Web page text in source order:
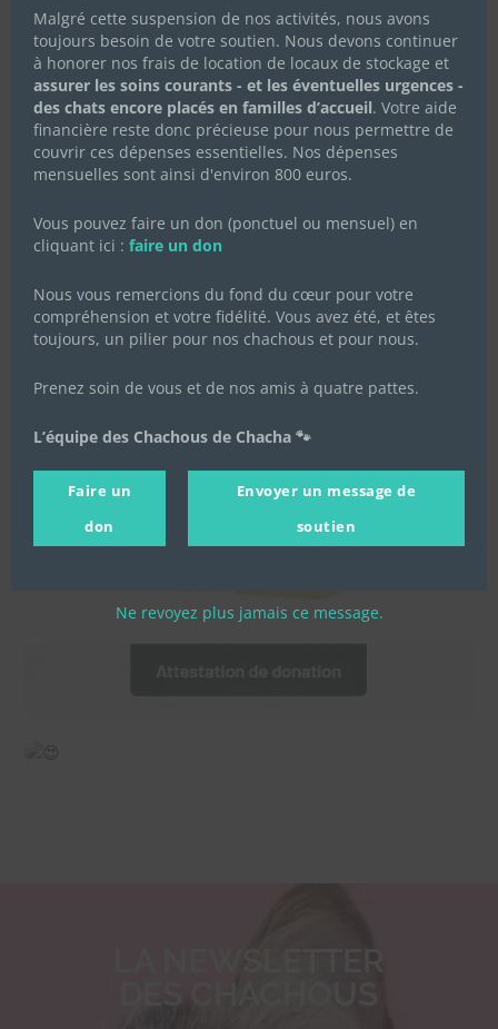
Grâce à 1 Repas pour 1 Animal et à
leur partenaireAnimaux Relax
nous avons reçu un fabuleux don de 1.000
euros !!
Mille mercis à eux !
N’hésitez pas à aller comparer les mutuelles pour vos
Vous permettrez ainsi de soutenir d’autres associations
Malgré cette suspension de nos activités, nous avons
toujours besoin de votre soutien. Nous devons continuer
à honorer nos frais de location de locaux de stockage et
assurer les soins courants - et les éventuelles urgences -
des chats encore placés en familles d’accueil. Votre aide
financière reste donc précieuse pour nous permettre de
couvrir ces dépenses essentielles. Nos dépenses
mensuelles sont ainsi d'environ 800 euros.
Vous pouvez faire un don (ponctuel ou mensuel) en
cliquant ici : faire un don
Nous vous remercions du fond du cœur pour votre
compréhension et votre fidélité. Vous avez été, et êtes
toujours, un pilier pour nos chachous et pour nous.
Prenez soin de vous et de nos amis à quatre pattes.
L’équipe des Chachous de Chacha 🐾
Faire un
don
Envoyer un message de
soutien
Ne revoyez plus jamais ce message.